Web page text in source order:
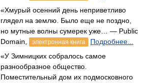
«Хмурый осенний день неприветливо
глядел на землю. Было еще не поздно,
но мутные волны сумерек уже… — Public
Domain,
электронная книга
Подробнее...
«У Зимницких собралось самое
разнообразное общество.
Поместительный дом их подмосковного